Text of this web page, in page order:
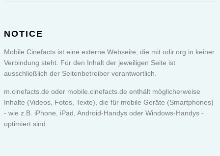
NOTICE
Mobile Cinefacts ist eine externe Webseite, die mit odir.org in keiner
Verbindung steht. Für den Inhalt der jeweiligen Seite ist
ausschließlich der Seitenbetreiber verantwortlich.
m.cinefacts.de oder mobile.cinefacts.de enthält möglicherweise
Inhalte (Videos, Fotos, Texte), die für mobile Geräte (Smartphones)
- wie z.B. iPhone, iPad, Android-Handys oder Windows-Handys -
optimiert sind.